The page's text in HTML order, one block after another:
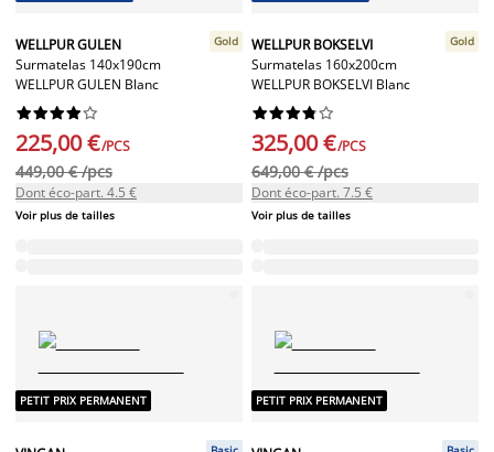
WELLPUR GULEN
Surmatelas 140x190cm
WELLPUR GULEN Blanc
Gold






225,00 €/PCS
449,00 € /pcs
Dont éco-part. 4.5 €
Voir plus de tailles
WELLPUR BOKSELVI
Surmatelas 160x200cm
WELLPUR BOKSELVI Blanc
Gold






325,00 €/PCS
649,00 € /pcs
Dont éco-part. 7.5 €
Voir plus de tailles
PETIT PRIX PERMANENT PETIT PRIX PERMANENT